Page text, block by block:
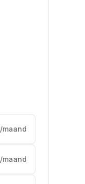
/maand
/maand